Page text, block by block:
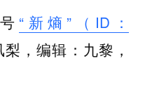
“新熵”（ID：
梨，编辑：九黎，